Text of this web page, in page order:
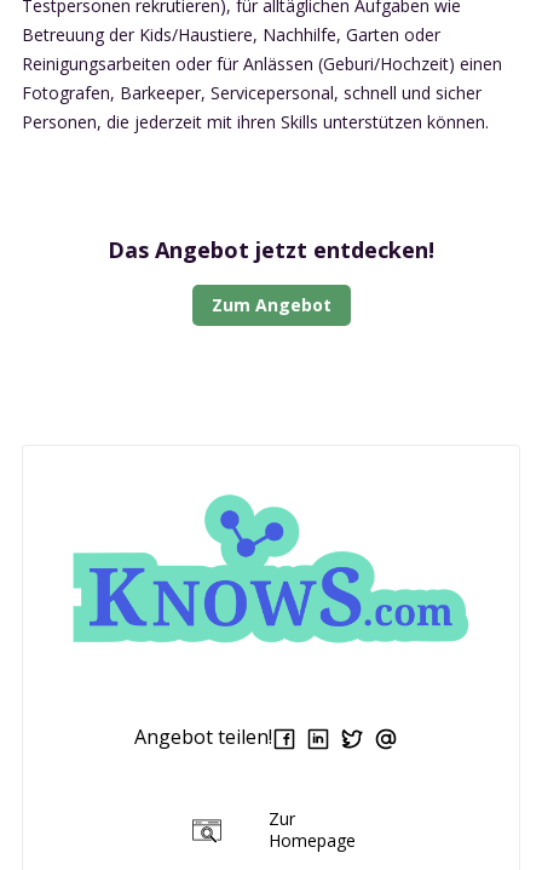
Testpersonen rekrutieren), für alltäglichen Aufgaben wie
Betreuung der Kids/Haustiere, Nachhilfe, Garten oder
Reinigungsarbeiten oder für Anlässen (Geburi/Hochzeit) einen
Fotografen, Barkeeper, Servicepersonal, schnell und sicher
Personen, die jederzeit mit ihren Skills unterstützen können.
Das Angebot jetzt entdecken!
Zum Angebot
Angebot teilen!
Zur
Homepage